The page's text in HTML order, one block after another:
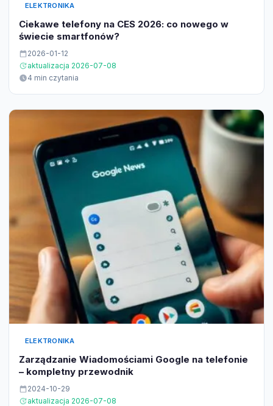
ELEKTRONIKA
Ciekawe telefony na CES 2026: co nowego w
świecie smartfonów?
2026-01-12
aktualizacja 2026-07-08
4 min czytania
ELEKTRONIKA
Zarządzanie Wiadomościami Google na telefonie
– kompletny przewodnik
2024-10-29
aktualizacja 2026-07-08